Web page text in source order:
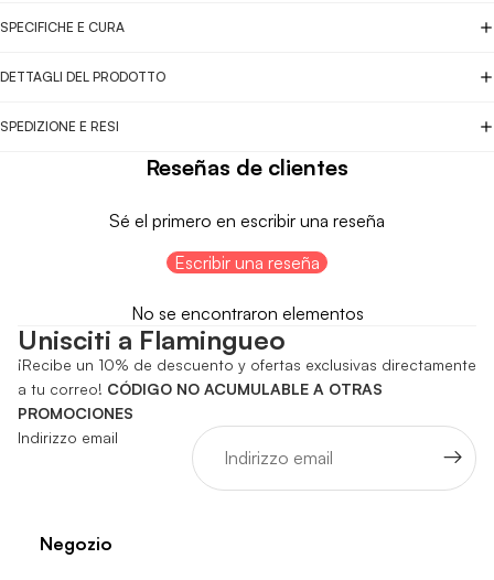
SPECIFICHE E CURA
DETTAGLI DEL PRODOTTO
SPEDIZIONE E RESI
Reseñas de clientes
Sé el primero en escribir una reseña
Escribir una reseña
No se encontraron elementos
Unisciti a Flamingueo
¡Recibe un 10% de descuento y ofertas exclusivas directamente
a tu correo! CÓDIGO NO ACUMULABLE A OTRAS
PROMOCIONES
Indirizzo email
Negozio